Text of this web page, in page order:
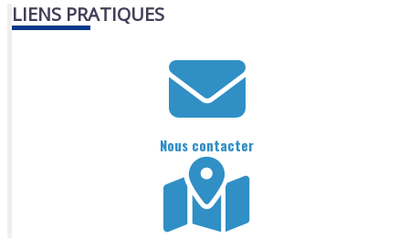
LIENS PRATIQUES
Nous contacter